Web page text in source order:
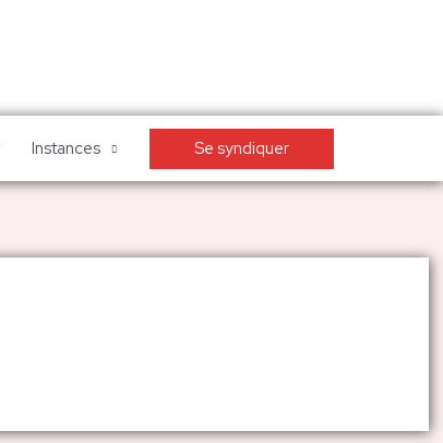
Instances Se syndiquer